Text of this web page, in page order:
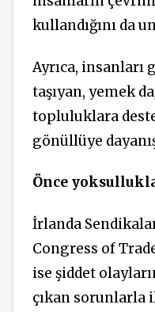
kullandığını da
Ayrıca,
taşıyan, yemek
topluluklara
gönüllüye
Önce
İrlanda
Congress of
ise şiddet
çıkan sorunlarla